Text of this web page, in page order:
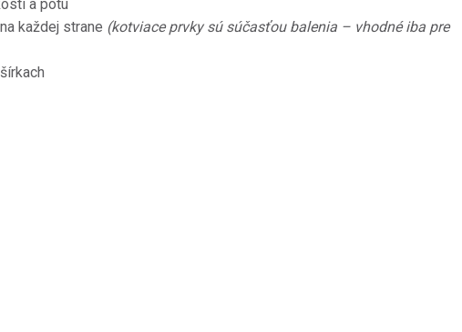
a potu
každej strane (kotviace prvky sú súčasťou balenia – vhodné iba pre